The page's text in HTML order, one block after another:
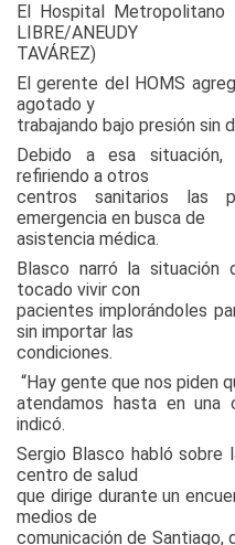
El Hospital Metropolitano
LIBRE/ANEUDY
TAVÁREZ)
El gerente del HOMS
agotado y
trabajando bajo presión sin
Debido a esa
refiriendo a otros
centros sanitarios las
emergencia en busca de
asistencia médica.
Blasco narró la situación
tocado vivir con
pacientes implorándoles
sin importar las
condiciones.
“Hay gente que nos piden
atendamos hasta en una
indicó.
Sergio Blasco habló sobre
centro de salud
que dirige durante un
medios de
comunicación de